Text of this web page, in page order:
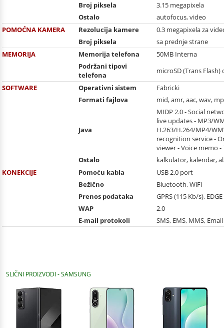
Broj piksela
3.15 megapixela
Ostalo
autofocus, video
POMOĆNA KAMERA
Rezolucija kamere
0.3 megapixela za
Broj piksela
sa prednje strane
MEMORIJA
Memorija telefona
50MB Interna
Podržani tipovi
telefona
microSD (Trans Flash)
SOFTWARE
Operativni sistem
Fabricki
Formati fajlova
mid, amr, aac, wav,
Java
MIDP 2.0 - Social
live updates - MP3/
H.263/H.264/MP4/
recognition service -
viewer - Voice memo -
Ostalo
kalkulator, kalendar,
KONEKCIJE
Pomoću kabla
USB 2.0 port
Bežično
Bluetooth, WiFi
Prenos podataka
GPRS (115 Kb/s),
WAP
2.0
E-mail protokoli
SMS, EMS, MMS, Email
SLIČNI PROIZVODI - SAMSUNG